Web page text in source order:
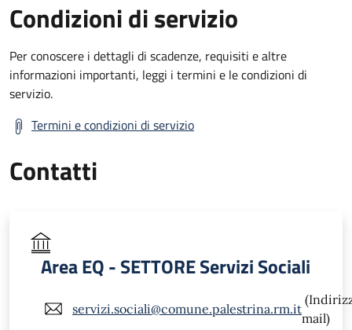
Condizioni di servizio
Per conoscere i dettagli di scadenze, requisiti e altre
informazioni importanti, leggi i termini e le condizioni di
servizio.
Termini e condizioni di servizio
Contatti
Area EQ - SETTORE Servizi Sociali
servizi.sociali@comune.palestrina.rm.it
mail)